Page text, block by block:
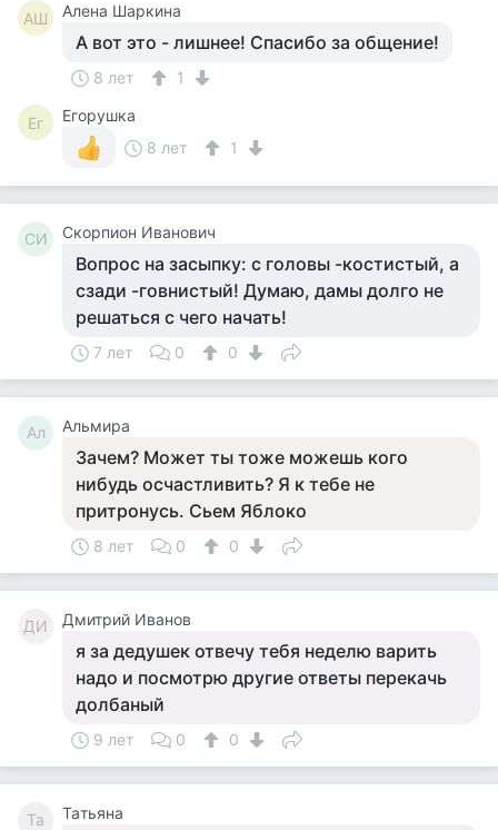
АШ Алена Шаркина
А вот это - лишнее! Спасибо за общение!
8 лет 1
Ег
Егорушка
8 лет
1
СИ Скорпион Иванович
Вопрос на засыпку: с головы -костистый, а
сзади -говнистый! Думаю, дамы долго не
решаться с чего начать!
7 лет 0 0
Ал Альмира
Зачем? Может ты тоже можешь кого
нибудь осчастливить? Я к тебе не
притронусь. Сьем Яблоко
8 лет 0 0
ДИ Дмитрий Иванов
я за дедушек отвечу тебя неделю варить
надо и посмотрю другие ответы перекачь
долбаный
9 лет 0 0
Ta Taтьяна